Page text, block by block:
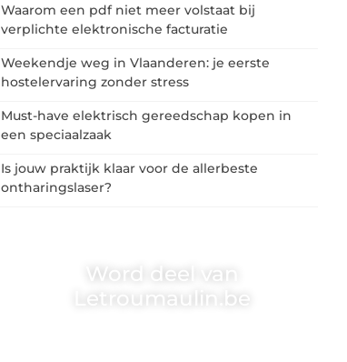
Waarom een pdf niet meer volstaat bij
verplichte elektronische facturatie
Weekendje weg in Vlaanderen: je eerste
hostelervaring zonder stress
Must-have elektrisch gereedschap kopen in
een speciaalzaak
Is jouw praktijk klaar voor de allerbeste
ontharingslaser?
Word deel van
Letroumaulin.be